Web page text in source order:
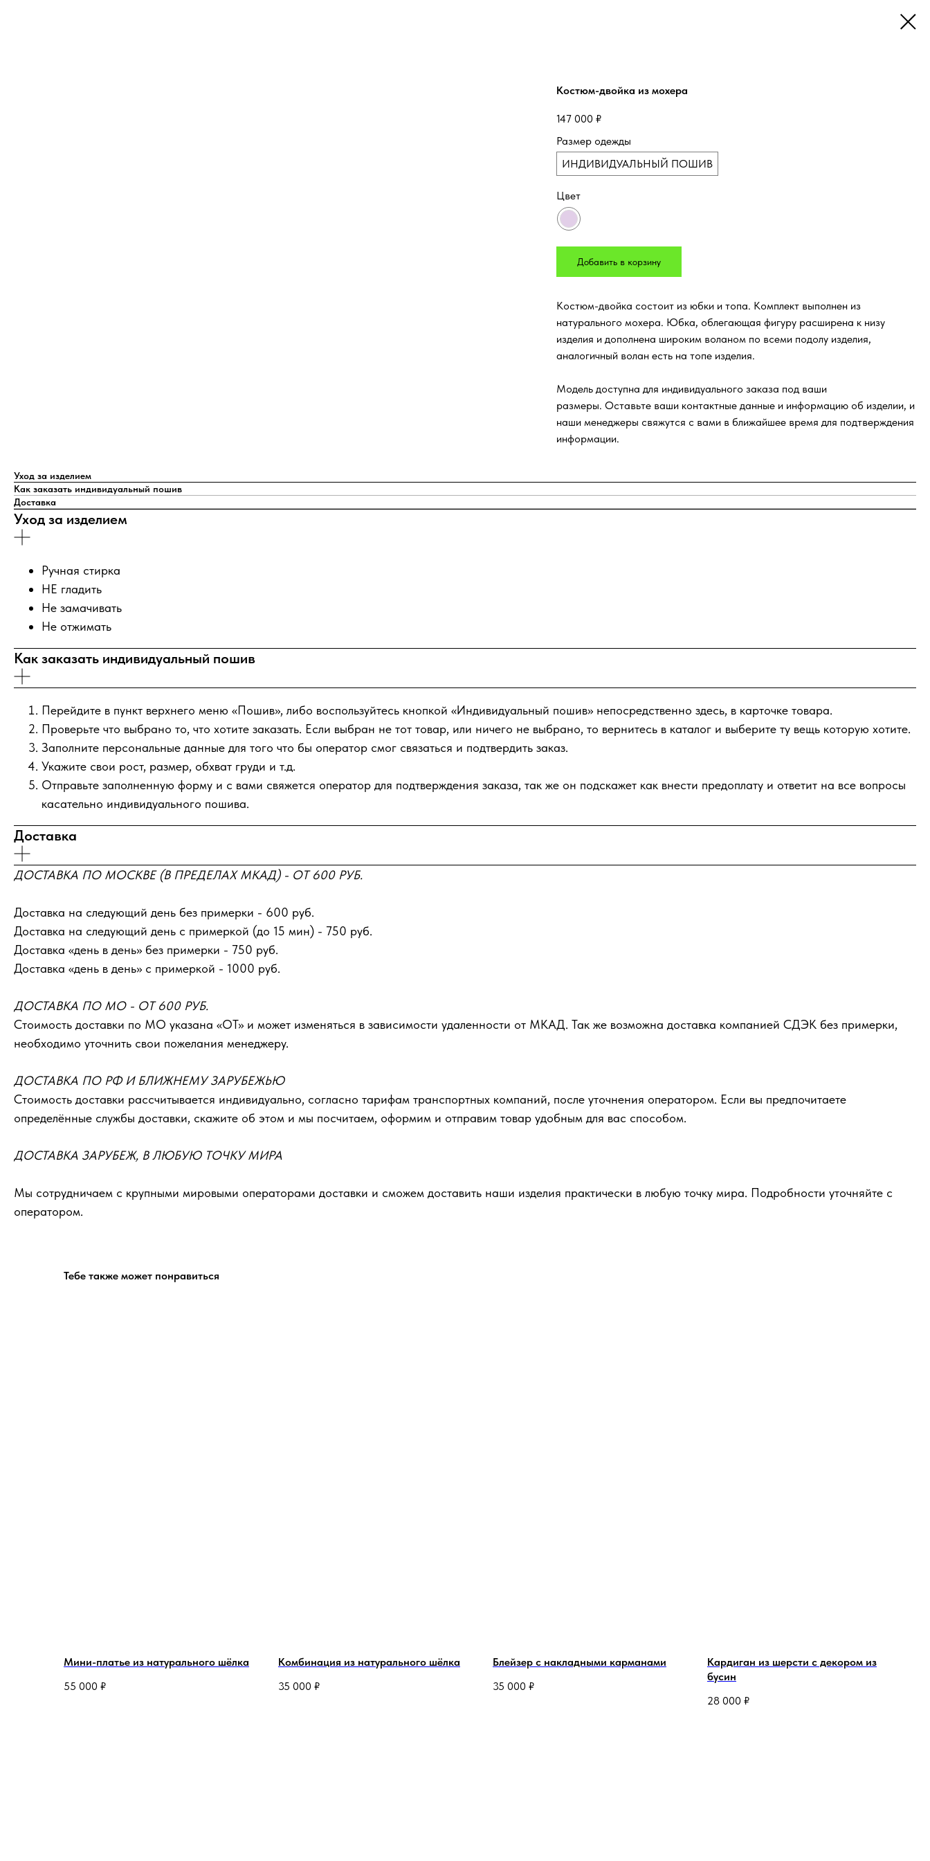
Костюм-двойка из мохера
147 000 ₽
Размер одежды
ИНДИВИДУАЛЬНЫЙ ПОШИВ
Цвет
Добавить в корзину
Костюм-двойка состоит из юбки и топа. Комплект выполнен из
натурального мохера. Юбка, облегающая фигуру расширена к низу
изделия и дополнена широким воланом по всеми подолу изделия,
аналогичный волан есть на топе изделия.
Модель доступна для индивидуального заказа под ваши
размеры. Оставьте ваши контактные данные и информацию об изделии, и
наши менеджеры свяжутся с вами в ближайшее время для подтверждения
информации.
Уход за изделием
Как заказать индивидуальный пошив
Доставка
Уход за изделием
Ручная стирка
НЕ гладить
Не замачивать
Не отжимать
Как заказать индивидуальный пошив
Перейдите в пункт верхнего меню «Пошив», либо воспользуйтесь кнопкой «Индивидуальный пошив» непосредственно здесь, в карточке товара.
Проверьте что выбрано то, что хотите заказать. Если выбран не тот товар, или ничего не выбрано, то вернитесь в каталог и выберите ту вещь которую хотите.
Заполните персональные данные для того что бы оператор смог связаться и подтвердить заказ.
Укажите свои рост, размер, обхват груди и т.д.
Отправьте заполненную форму и с вами свяжется оператор для подтверждения заказа, так же он подскажет как внести предоплату и ответит на все вопросы
касательно индивидуального пошива.
Доставка
ДОСТАВКА ПО МОСКВЕ (В ПРЕДЕЛАХ МКАД) - ОТ 600 РУБ.
Доставка на следующий день без примерки - 600 руб.
Доставка на следующий день с примеркой (до 15 мин) - 750 руб.
Доставка «день в день» без примерки - 750 руб.
Доставка «день в день» с примеркой - 1000 руб.
ДОСТАВКА ПО МО - ОТ 600 РУБ.
Стоимость доставки по МО указана «ОТ»‎ и может изменяться в зависимости удаленности от МКАД. Так же возможна доставка компанией СДЭК без примерки,
необходимо уточнить свои пожелания менеджеру.
ДОСТАВКА ПО РФ И БЛИЖНЕМУ ЗАРУБЕЖЬЮ
Стоимость доставки рассчитывается индивидуально, согласно тарифам транспортных компаний, после уточнения оператором. Если вы предпочитаете
определённые службы доставки, скажите об этом и мы посчитаем, оформим и отправим товар удобным для вас способом.
ДОСТАВКА ЗАРУБЕЖ, В ЛЮБУЮ ТОЧКУ МИРА
Мы сотрудничаем с крупными мировыми операторами доставки и сможем доставить наши изделия практически в любую точку мира. Подробности уточняйте с
оператором.
Тебе также может понравиться
Мини-платье из натурального шёлка
55 000 ₽
Комбинация из натурального шёлка
35 000 ₽
Блейзер с накладными карманами
35 000 ₽
Кардиган из шерсти с декором из
бусин
28 000 ₽